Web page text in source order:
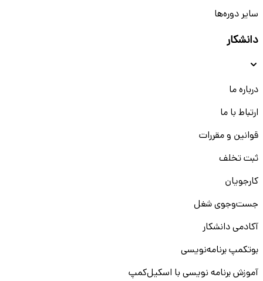
سایر دوره‌ها
دانشکار
درباره ما
ارتباط با ما
قوانین و مقررات
ثبت تخلف
کارجویان
جست‌و‌جوی شغل
آکادمی دانشکار
بوتکمپ برنامه‌نویسی
آموزش برنامه نویسی با اسکیل‌کمپ